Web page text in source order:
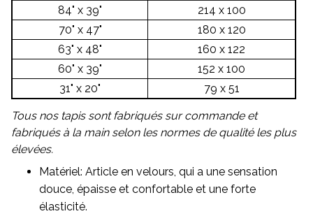
84" x 39"
214 x 100
70" x 47"
180 x 120
63" x 48"
160 x 122
60" x 39"
152 x 100
31" x 20"
79 x 51
Tous nos tapis sont fabriqués sur commande et
fabriqués à la main selon les normes de qualité les plus
élevées.
Matériel: Article en velours, qui a une sensation
douce, épaisse et confortable et une forte
élasticité.